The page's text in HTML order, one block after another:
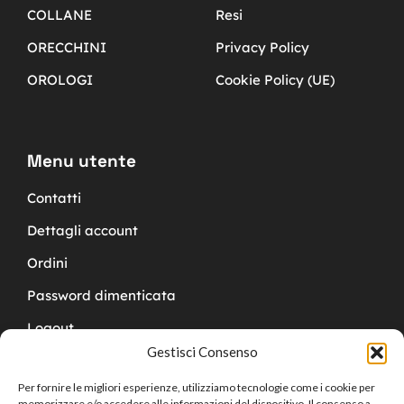
Gestisci Consenso
Per fornire le migliori esperienze, utilizziamo tecnologie come i cookie per
COLLANE
ORECCHINI
OROLOGI
Resi
Privacy Policy
Cookie Policy (UE)
Menu utente
Contatti
Dettagli account
Ordini
Password dimenticata
Logout